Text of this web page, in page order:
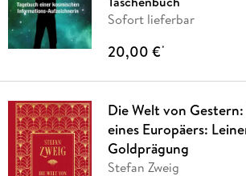
Sofort lieferbar
20,00 €*
Die Welt von
eines Europäers:
Goldprägung
Stefan Zweig